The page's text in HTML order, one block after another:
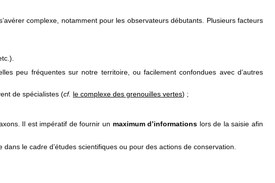
complexe, notamment pour les observateurs débutants. Plusieurs facteurs
peu fréquentes sur notre territoire, ou facilement confondues avec d’autres
de spécialistes (cf. le complexe des grenouilles vertes) ;
Il est impératif de fournir un maximum d’informations lors de la saisie afin
le cadre d’études scientifiques ou pour des actions de conservation.